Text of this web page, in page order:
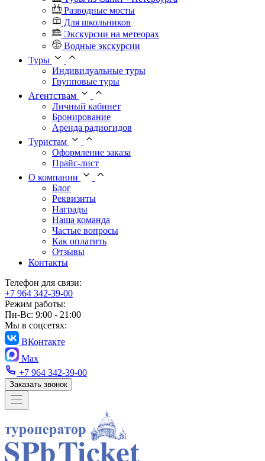
Разводные мосты
Для школьников
Экскурсии на метеорах
Водные экскурсии
Туры
Индивидуальные туры
Групповые туры
Агентствам
Личный кабинет
Бронирование
Аренда радиогидов
Туристам
Оформление заказа
Прайс-лист
О компании
Блог
Реквизиты
Награды
Наша команда
Частые вопросы
Как оплатить
Отзывы
Контакты
Телефон для связи:
+7 964 342-39-00
Режим работы:
Пн-Вс: 9:00 - 21:00
Мы в соцсетях:
ВКонтакте
Max
+7 964 342-39-00
Заказать звонок